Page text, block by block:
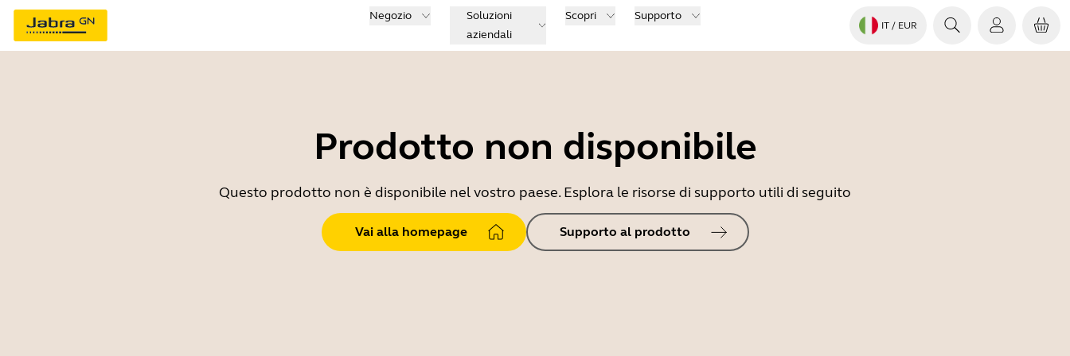
Negozio
Soluzioni
aziendali
Scopri Supporto
IT / EUR
Prodotto non disponibile
Questo prodotto non è disponibile nel vostro paese. Esplora le risorse di supporto utili di seguito
Vai alla homepage Supporto al prodotto